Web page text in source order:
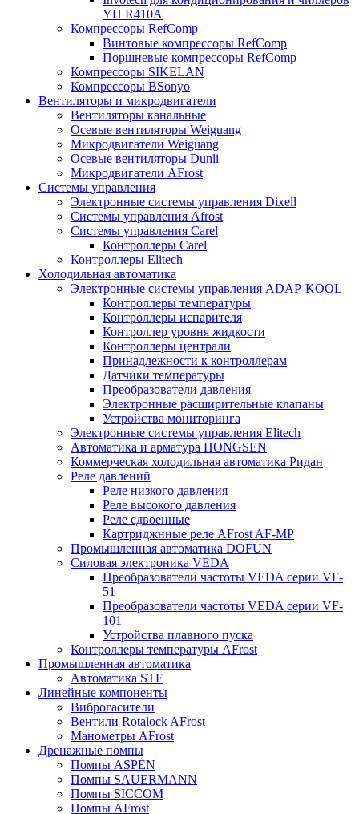
YH R410A
Компрессоры RefComp
Винтовые компрессоры RefComp
Поршневые компрессоры RefComp
Компрессоры SIKELAN
Компрессоры BSonyo
Вентиляторы и микродвигатели
Вентиляторы канальные
Осевые вентиляторы Weiguang
Микродвигатели Weiguang
Осевые вентиляторы Dunli
Микродвигатели AFrost
Системы управления
Электронные системы управления Dixell
Системы управления Afrost
Системы управления Carel
Контроллеры Carel
Контроллеры Elitech
Холодильная автоматика
Электронные системы управления ADAP-KOOL
Контроллеры температуры
Контроллеры испарителя
Контроллер уровня жидкости
Контроллеры централи
Принадлежности к контроллерам
Датчики температуры
Преобразователи давления
Электронные расширительные клапаны
Устройства мониторинга
Электронные системы управления Elitech
Автоматика и арматура HONGSEN
Коммерческая холодильная автоматика Ридан
Реле давлений
Реле низкого давления
Реле высокого давления
Реле сдвоенные
Картриджнные реле AFrost AF-MP
Промышленная автоматика DOFUN
Силовая электроника VEDA
Преобразователи частоты VEDA серии VF-
51
Преобразователи частоты VEDA серии VF-
101
Устройства плавного пуска
Контроллеры температуры AFrost
Промышленная автоматика
Автоматика STF
Линейные компоненты
Виброгасители
Вентили Rotalock AFrost
Манометры AFrost
Дренажные помпы
Помпы ASPEN
Помпы SAUERMANN
Помпы SICCOM
Помпы AFrost